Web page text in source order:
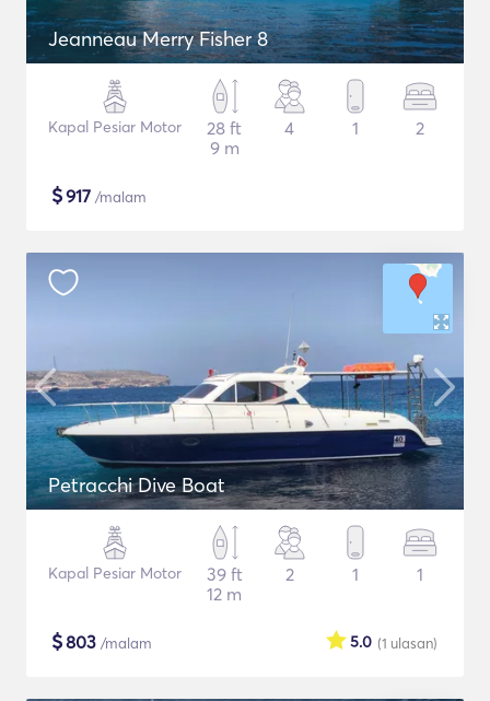
Jeanneau Merry Fisher 8
Kapal Pesiar Motor
28 ft
9 m
4 1 2
$917 /malam
Petracchi Dive Boat
Kapal Pesiar Motor
39 ft
12 m
2 1 1
$803 /malam (1 ulasan)
5.0